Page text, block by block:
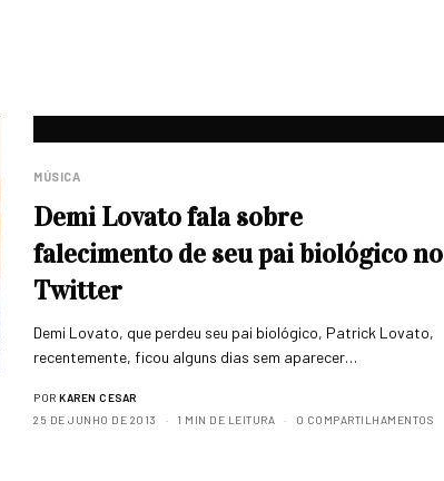
MÚSICA
Demi Lovato fala sobre
falecimento de seu pai biológico no
Twitter
Demi Lovato, que perdeu seu pai biológico, Patrick Lovato,
recentemente, ficou alguns dias sem aparecer…
POR KAREN CESAR
25 DE JUNHO DE 2013
1 MIN DE LEITURA 0 COMPARTILHAMENTOS